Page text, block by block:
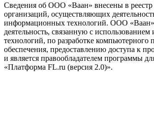
Сведения об ООО «Ваан» внесены в реестр
организаций, осуществляющих
информационных технологий. ООО «Ваан»
деятельность, связанную с
технологий, по разработке компьютерного
обеспечения, предоставлению доступа к
и является правообладателем программы
«Платформа FL.ru (версия 2.0)».